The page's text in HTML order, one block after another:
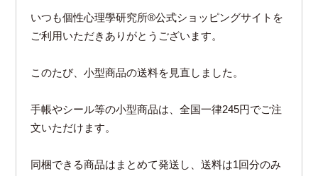
いつも個性心理學研究所®️公式ショッピングサイトを
ご利用いただきありがとうございます。
このたび、小型商品の送料を見直しました。
手帳やシール等の小型商品は、全国一律245円でご注
文いただけます。
同梱できる商品はまとめて発送し、送料は1回分のみ